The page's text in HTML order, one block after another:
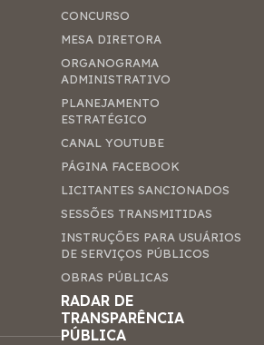
CONCURSO
MESA DIRETORA
ORGANOGRAMA
ADMINISTRATIVO
PLANEJAMENTO
ESTRATÉGICO
CANAL YOUTUBE
PÁGINA FACEBOOK
LICITANTES SANCIONADOS
SESSÕES TRANSMITIDAS
INSTRUÇÕES PARA USUÁRIOS
DE SERVIÇOS PÚBLICOS
OBRAS PÚBLICAS
RADAR DE
TRANSPARÊNCIA
PÚBLICA